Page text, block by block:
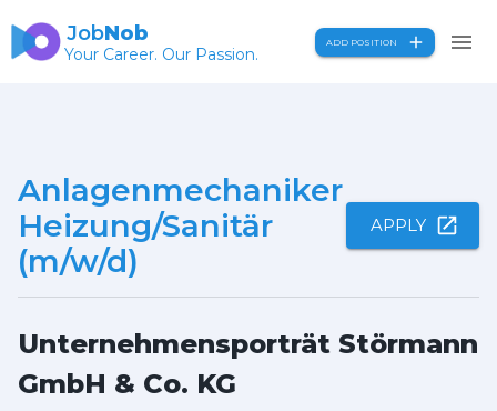
JobNob
Your Career. Our Passion.
ADD POSITION
Anlagenmechaniker
Heizung/Sanitär
(m/w/d)
APPLY
Unternehmensporträt Störmann
GmbH & Co. KG